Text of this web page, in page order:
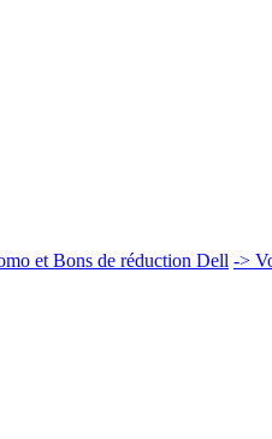
et Bons de réduction Dell ->